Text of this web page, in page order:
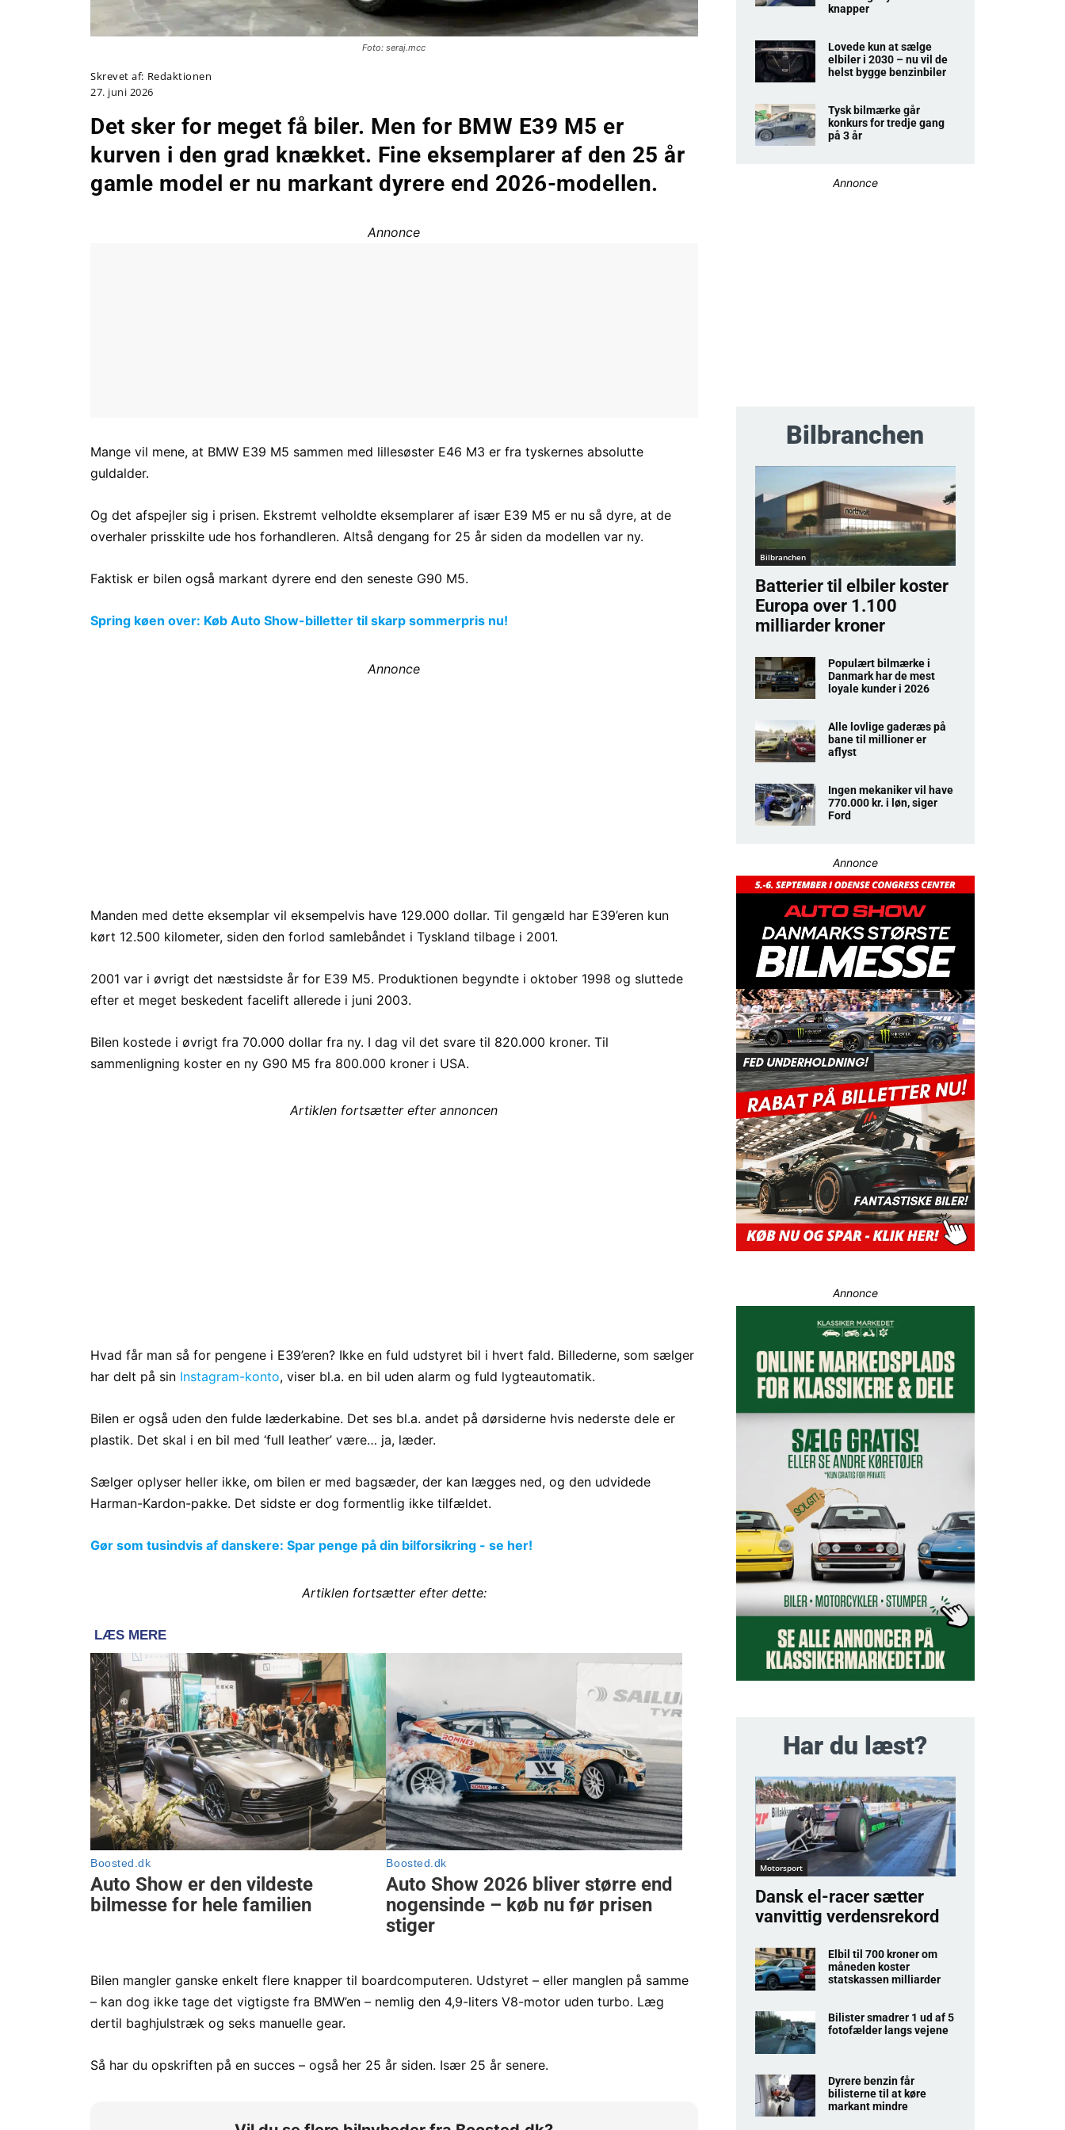
Foto: seraj.mcc
Skrevet af: Redaktionen
27. juni 2026
Det sker for meget få biler. Men for BMW E39 M5 er
kurven i den grad knækket. Fine eksemplarer af den 25 år
gamle model er nu markant dyrere end 2026-modellen.
Annonce
Mange vil mene, at BMW E39 M5 sammen med lillesøster E46 M3 er fra tyskernes absolutte
guldalder.
Og det afspejler sig i prisen. Ekstremt velholdte eksemplarer af især E39 M5 er nu så dyre, at de
overhaler prisskilte ude hos forhandleren. Altså dengang for 25 år siden da modellen var ny.
Faktisk er bilen også markant dyrere end den seneste G90 M5.
Spring køen over: Køb Auto Show-billetter til skarp sommerpris nu!
Annonce
Manden med dette eksemplar vil eksempelvis have 129.000 dollar. Til gengæld har E39’eren kun
kørt 12.500 kilometer, siden den forlod samlebåndet i Tyskland tilbage i 2001.
2001 var i øvrigt det næstsidste år for E39 M5. Produktionen begyndte i oktober 1998 og sluttede
efter et meget beskedent facelift allerede i juni 2003.
Bilen kostede i øvrigt fra 70.000 dollar fra ny. I dag vil det svare til 820.000 kroner. Til
sammenligning koster en ny G90 M5 fra 800.000 kroner i USA.
Artiklen fortsætter efter annoncen
Hvad får man så for pengene i E39’eren? Ikke en fuld udstyret bil i hvert fald. Billederne, som sælger
har delt på sin Instagram-konto, viser bl.a. en bil uden alarm og fuld lygteautomatik.
Bilen er også uden den fulde læderkabine. Det ses bl.a. andet på dørsiderne hvis nederste dele er
plastik. Det skal i en bil med ‘full leather’ være… ja, læder.
Sælger oplyser heller ikke, om bilen er med bagsæder, der kan lægges ned, og den udvidede
Harman-Kardon-pakke. Det sidste er dog formentlig ikke tilfældet.
Gør som tusindvis af danskere: Spar penge på din bilforsikring - se her!
Artiklen fortsætter efter dette:
Bilen mangler ganske enkelt flere knapper til boardcomputeren. Udstyret – eller manglen på samme
– kan dog ikke tage det vigtigste fra BMW’en – nemlig den 4,9-liters V8-motor uden turbo. Læg
dertil baghjulstræk og seks manuelle gear.
Så har du opskriften på en succes – også her 25 år siden. Især 25 år senere.
knapper
Lovede kun at sælge
elbiler i 2030 – nu vil de
helst bygge benzinbiler
Tysk bilmærke går
konkurs for tredje gang
på 3 år
Annonce
Bilbranchen
Bilbranchen
Batterier til elbiler koster
Europa over 1.100
milliarder kroner
Populært bilmærke i
Danmark har de mest
loyale kunder i 2026
Alle lovlige gaderæs på
bane til millioner er
aflyst
Ingen mekaniker vil have
770.000 kr. i løn, siger
Ford
Annonce
Annonce
Har du læst?
Motorsport
Dansk el-racer sætter
vanvittig verdensrekord
Elbil til 700 kroner om
måneden koster
statskassen milliarder
Bilister smadrer 1 ud af 5
fotofælder langs vejene
Dyrere benzin får
bilisterne til at køre
markant mindre